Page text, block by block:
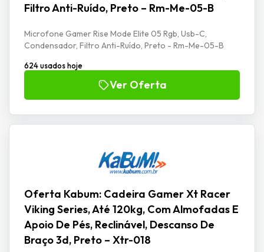
Filtro Anti-Ruído, Preto – Rm-Me-05-B
Microfone Gamer Rise Mode Elite 05 Rgb, Usb-C,
Condensador, Filtro Anti-Ruído, Preto - Rm-Me-05-B
624 usados hoje
Ver Oferta
Oferta Kabum: Cadeira Gamer Xt Racer
Viking Series, Até 120kg, Com Almofadas E
Apoio De Pés, Reclinável, Descanso De
Braço 3d, Preto – Xtr-018